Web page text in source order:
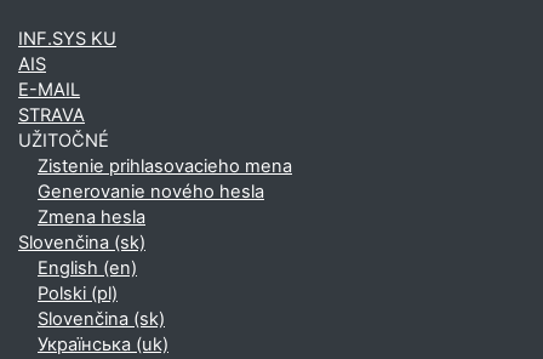
INF.SYS KU
AIS
E-MAIL
STRAVA
UŽITOČNÉ
Zistenie prihlasovacieho mena
Generovanie nového hesla
Zmena hesla
Slovenčina ‎(sk)‎
English ‎(en)‎
Polski ‎(pl)‎
Slovenčina ‎(sk)‎
Українська ‎(uk)‎